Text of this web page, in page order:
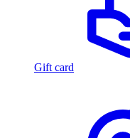
Gift card